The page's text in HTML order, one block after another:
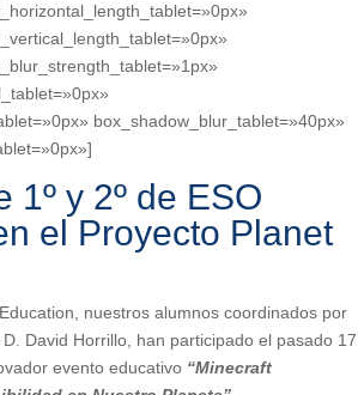
box_shadow_blur_tablet=»40px»
1º y 2º de ESO
el Proyecto Planet
nuestros alumnos coordinados por
David Horrillo, han participado el pasado 17
evento educativo “Minecraft